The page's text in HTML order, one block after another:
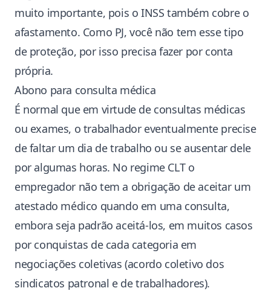
muito importante, pois o INSS também cobre o
afastamento. Como PJ, você não tem esse tipo
de proteção, por isso precisa fazer por conta
própria.
Abono para consulta médica
É normal que em virtude de consultas médicas
ou exames, o trabalhador eventualmente precise
de faltar um dia de trabalho ou se ausentar dele
por algumas horas. No regime CLT o
empregador não tem a obrigação de aceitar um
atestado médico quando em uma consulta,
embora seja padrão aceitá-los, em muitos casos
por conquistas de cada categoria em
negociações coletivas (acordo coletivo dos
sindicatos patronal e de trabalhadores).